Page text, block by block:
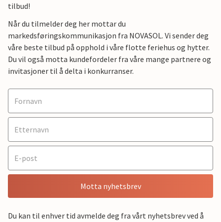
tilbud!
Når du tilmelder deg her mottar du
markedsføringskommunikasjon fra NOVASOL. Vi sender deg
våre beste tilbud på opphold i våre flotte feriehus og hytter.
Du vil også motta kundefordeler fra våre mange partnere og
invitasjoner til å delta i konkurranser.
Motta nyhetsbrev
Du kan til enhver tid avmelde deg fra vårt nyhetsbrev ved å